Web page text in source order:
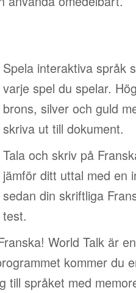
Spela interaktiva språk
varje spel du spelar.
brons, silver och guld
skriva ut till dokument.
Tala och skriv på
jämför ditt uttal med en
sedan din skriftliga
test.
World Talk är
kommer du
till språket med